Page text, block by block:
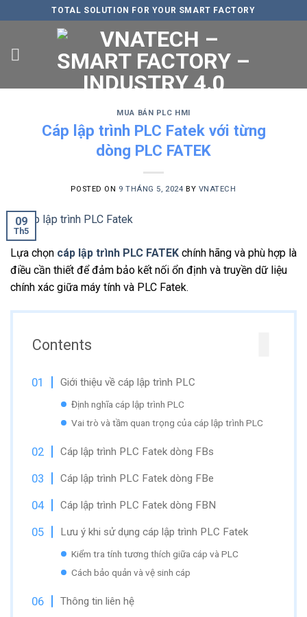
to
TOTAL SOLUTION FOR YOUR SMART FACTORY
MUA BÁN PLC HMI
Cáp lập trình PLC Fatek với từng
dòng PLC FATEK
POSTED ON 9 THÁNG 5, 2024 BY VNATECH
09
Th5
Lựa chọn cáp lập trình PLC FATEK chính hãng và phù hợp là
điều cần thiết để đảm bảo kết nối ổn định và truyền dữ liệu
chính xác giữa máy tính và PLC Fatek.
Contents
Giới thiệu về cáp lập trình PLC
Định nghĩa cáp lập trình PLC
Vai trò và tầm quan trọng của cáp lập trình PLC
Cáp lập trình PLC Fatek dòng FBs
Cáp lập trình PLC Fatek dòng FBe
Cáp lập trình PLC Fatek dòng FBN
Lưu ý khi sử dụng cáp lập trình PLC Fatek
Kiểm tra tính tương thích giữa cáp và PLC
Cách bảo quản và vệ sinh cáp
Thông tin liên hệ